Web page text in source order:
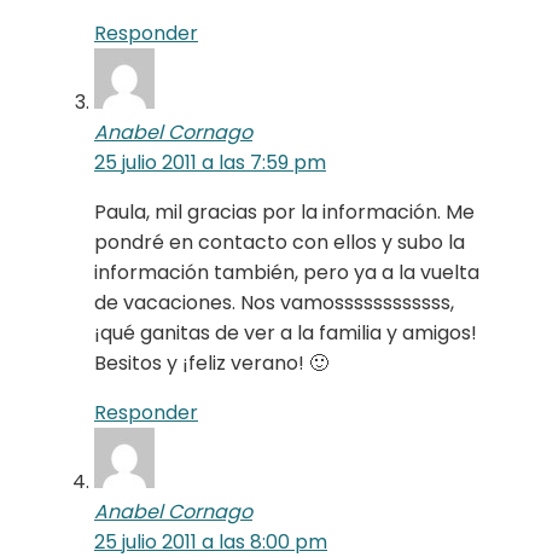
Responder
Anabel Cornago
25 julio 2011 a las 7:59 pm
Paula, mil gracias por la información. Me
pondré en contacto con ellos y subo la
información también, pero ya a la vuelta
de vacaciones. Nos vamossssssssssss,
¡qué ganitas de ver a la familia y amigos!
Besitos y ¡feliz verano! 🙂
Responder
Anabel Cornago
25 julio 2011 a las 8:00 pm